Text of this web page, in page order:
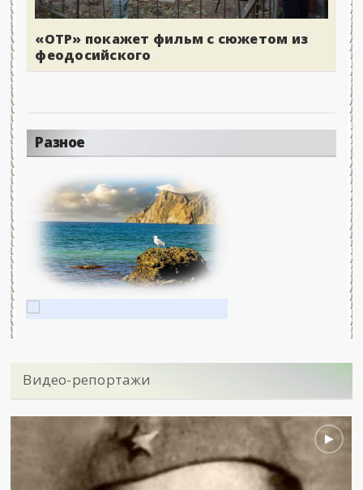
«ОТР» покажет фильм с сюжетом из
феодосийского
Разное
Видео-репортажи